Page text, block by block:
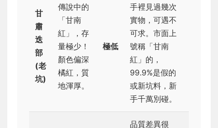
甘
肅
迭
部
(老
坑)
傳說中的
「甘南
紅」，存
量極少！
顏色偏深
橘紅，質
地渾厚。
極低
手裡見過幾次
實物，可遇不
可求。市面上
號稱「甘南
紅」的，
99.9%是假的
或新坑料，新
手千萬別碰。
品質差異很